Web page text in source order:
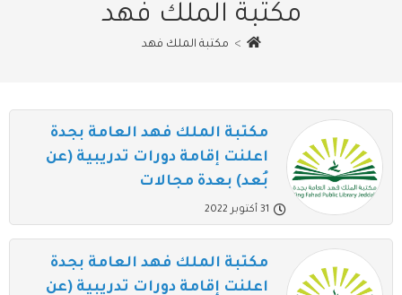
مكتبة الملك فهد
> مكتبة الملك فهد
مكتبة الملك فهد العامة بجدة
اعلنت إقامة دورات تدريبية (عن
بُعد) بعدة مجالات
31 أكتوبر 2022
مكتبة الملك فهد العامة بجدة
اعلنت إقامة دورات تدريبية (عن